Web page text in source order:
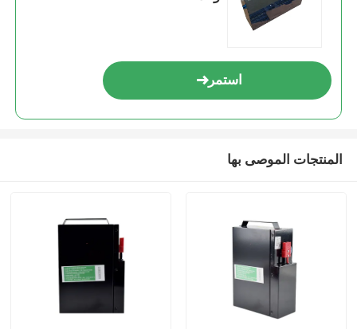
استمر
المنتجات الموصى بها